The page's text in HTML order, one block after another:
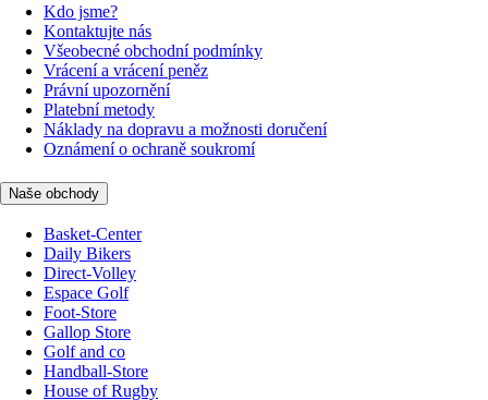
Kdo jsme?
Kontaktujte nás
Všeobecné obchodní podmínky
Vrácení a vrácení peněz
Právní upozornění
Platební metody
Náklady na dopravu a možnosti doručení
Oznámení o ochraně soukromí
Naše obchody
Basket-Center
Daily Bikers
Direct-Volley
Espace Golf
Foot-Store
Gallop Store
Golf and co
Handball-Store
House of Rugby